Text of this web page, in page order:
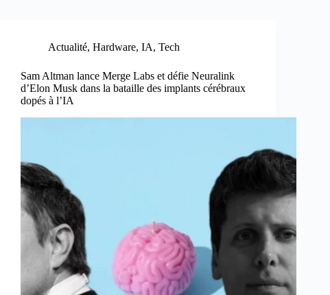
Actualité, Hardware, IA, Tech
Sam Altman lance Merge Labs et défie Neuralink
d’Elon Musk dans la bataille des implants cérébraux
dopés à l’IA